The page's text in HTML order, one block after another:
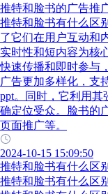
推特和脸书的广告推
推特和脸书有什么区
了它们在用户互动和
实时性和短内容为核
快速传播和即时参与
广告更加多样化，支
ppt。同时，它利用
确定位受众。脸书的
页面推广等。
2024-10-15 15:09:50
推特和脸书有什么区别
推特和脸书有什么区